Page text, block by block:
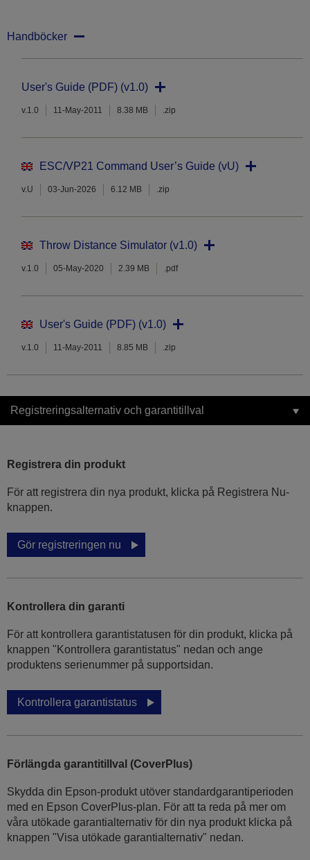
Handböcker
User's Guide (PDF) (v1.0)
v.1.0 11-May-2011 8.38 MB .zip
ESC/VP21 Command User’s Guide (vU)
v.U 03-Jun-2026 6.12 MB .zip
Throw Distance Simulator (v1.0)
v.1.0 05-May-2020 2.39 MB .pdf
User's Guide (PDF) (v1.0)
v.1.0 11-May-2011 8.85 MB .zip
Registreringsalternativ och garantitillval
Registrera din produkt
För att registrera din nya produkt, klicka på Registrera Nu-
knappen.
Gör registreringen nu
Kontrollera din garanti
För att kontrollera garantistatusen för din produkt, klicka på
knappen "Kontrollera garantistatus" nedan och ange
produktens serienummer på supportsidan.
Kontrollera garantistatus
Förlängda garantitillval (CoverPlus)
Skydda din Epson-produkt utöver standardgarantiperioden
med en Epson CoverPlus-plan. För att ta reda på mer om
våra utökade garantialternativ för din nya produkt klicka på
knappen "Visa utökade garantialternativ" nedan.